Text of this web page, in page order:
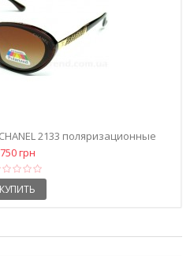
2133 поляризационные
750 грн
КУПИТЬ